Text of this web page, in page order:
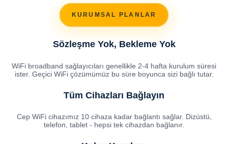
KURUMSAL PLANLAR
Sözleşme Yok, Bekleme Yok
WiFi broadband sağlayıcıları genellikle 2-4 hafta kurulum süresi
ister. Geçici WiFi çözümümüz bu süre boyunca sizi bağlı tutar.
Tüm Cihazları Bağlayın
Cep WiFi cihazımız 10 cihaza kadar bağlantı sağlar. Dizüstü,
telefon, tablet - hepsi tek cihazdan bağlanır.